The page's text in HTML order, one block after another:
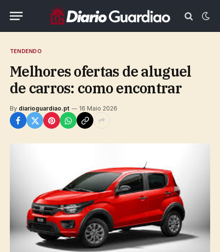
TENDENDO
Melhores ofertas de aluguel
de carros: como encontrar
By diarioguardiao.pt 16 Maio 2026